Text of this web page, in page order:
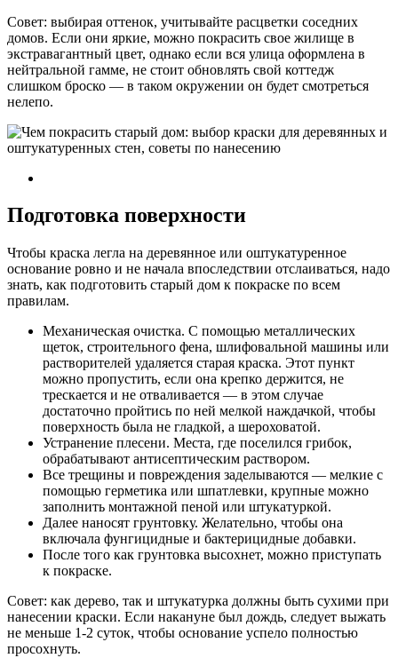
Совет: выбирая оттенок, учитывайте расцветки соседних
домов. Если они яркие, можно покрасить свое жилище в
экстравагантный цвет, однако если вся улица оформлена в
нейтральной гамме, не стоит обновлять свой коттедж
слишком броско — в таком окружении он будет смотреться
нелепо.
Подготовка поверхности
Чтобы краска легла на деревянное или оштукатуренное
основание ровно и не начала впоследствии отслаиваться, надо
знать, как подготовить старый дом к покраске по всем
правилам.
Механическая очистка. С помощью металлических
щеток, строительного фена, шлифовальной машины или
растворителей удаляется старая краска. Этот пункт
можно пропустить, если она крепко держится, не
трескается и не отваливается — в этом случае
достаточно пройтись по ней мелкой наждачкой, чтобы
поверхность была не гладкой, а шероховатой.
Устранение плесени. Места, где поселился грибок,
обрабатывают антисептическим раствором.
Все трещины и повреждения заделываются — мелкие с
помощью герметика или шпатлевки, крупные можно
заполнить монтажной пеной или штукатуркой.
Далее наносят грунтовку. Желательно, чтобы она
включала фунгицидные и бактерицидные добавки.
После того как грунтовка высохнет, можно приступать
к покраске.
Совет: как дерево, так и штукатурка должны быть сухими при
нанесении краски. Если накануне был дождь, следует выжать
не меньше 1-2 суток, чтобы основание успело полностью
просохнуть.